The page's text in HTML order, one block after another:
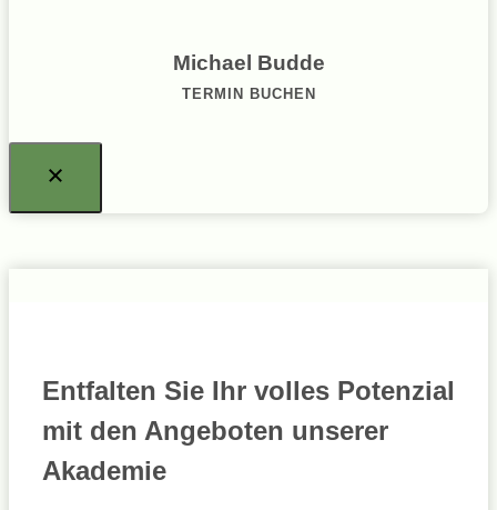
Michael Budde
TERMIN BUCHEN
Entfalten Sie Ihr volles Potenzial
mit den Angeboten unserer
Akademie